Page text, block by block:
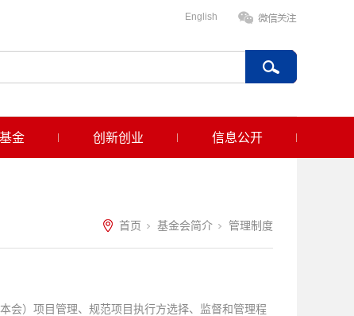
English
金 创新创业 信息公开
首页 基金会简介 管理制度
会）项目管理、规范项目执行方选择、监督和管理程